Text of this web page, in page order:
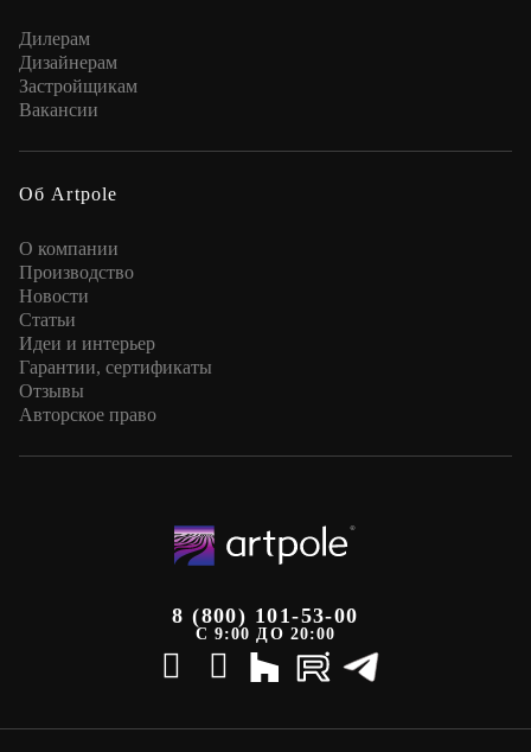
Дилерам
Дизайнерам
Застройщикам
Вакансии
Об Artpole
О компании
Производство
Новости
Статьи
Идеи и интерьер
Гарантии, сертификаты
Отзывы
Авторское право
8 (800) 101-53-00
С 9:00 ДО 20:00